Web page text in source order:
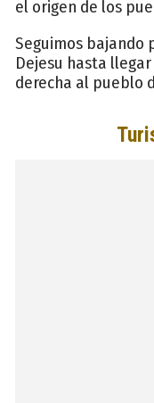
el origen de los
Seguimos bajando
Dejesu hasta
derecha al pueblo